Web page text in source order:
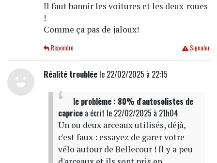
Il faut bannir les voitures et les deux-roues
!
Comme ça pas de jaloux!
Signaler
Répondre
Réalité troubléele 22/02/2025 à 22:15
le problème : 80% d'autosolistes de
capricea écrit le 22/02/2025 à 21h04
Un ou deux arceaux utilisés, déjà,
c'est faux : essayez de garer votre
vélo autour de Bellecour ! Il y a peu